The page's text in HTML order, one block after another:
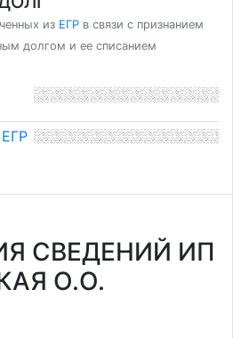
из ЕГР в связи с признанием
долгом и ее списанием
ЕГР
СВЕДЕНИЙ ИП
О.О.